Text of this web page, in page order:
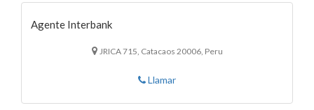
Agente Interbank
JRICA 715, Catacaos 20006, Peru
Llamar